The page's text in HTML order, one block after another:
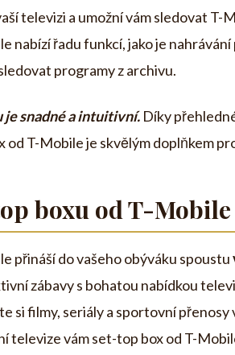
televizi a umožní vám sledovat T-
nabízí řadu funkcí, jako je
programy z archivu.
je snadné a intuitivní. Díky
od T-Mobile je skvělým doplňkem
boxu od T-Mobile
přináší do vašeho obýváku spoustu
zábavy s bohatou nabídkou
si filmy, seriály a sportovní
televize vám set-top box od T-